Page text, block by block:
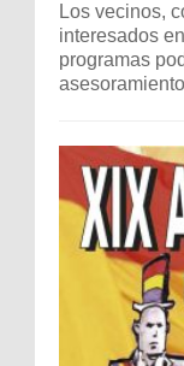
Los vecinos,
interesados
programas